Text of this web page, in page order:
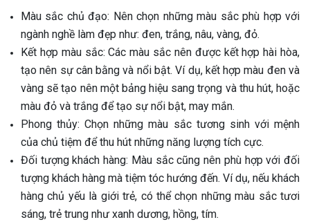
Màu sắc chủ đạo: Nên chọn những màu sắc phù hợp với
ngành nghề làm đẹp như: đen, trắng, nâu, vàng, đỏ.
Kết hợp màu sắc: Các màu sắc nên được kết hợp hài hòa,
tạo nên sự cân bằng và nổi bật. Ví dụ, kết hợp màu đen và
vàng sẽ tạo nên một bảng hiệu sang trọng và thu hút, hoặc
màu đỏ và trắng để tạo sự nổi bật, may mắn.
Phong thủy: Chọn những màu sắc tương sinh với mệnh
của chủ tiệm để thu hút những năng lượng tích cực.
Đối tượng khách hàng: Màu sắc cũng nên phù hợp với đối
tượng khách hàng mà tiệm tóc hướng đến. Ví dụ, nếu khách
hàng chủ yếu là giới trẻ, có thể chọn những màu sắc tươi
sáng, trẻ trung như xanh dương, hồng, tím.